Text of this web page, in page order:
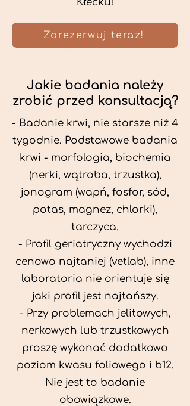
Zarezerwuj teraz!
Jakie badania należy
zrobić przed konsultacją?
- Badanie krwi, nie starsze niż 4
tygodnie. Podstawowe badania
krwi - morfologia, biochemia
(nerki, wątroba, trzustka),
jonogram (wapń, fosfor, sód,
potas, magnez, chlorki),
tarczyca.
- Profil geriatryczny wychodzi
cenowo najtaniej (vetlab), inne
laboratoria nie orientuje się
jaki profil jest najtańszy.
- Przy problemach jelitowych,
nerkowych lub trzustkowych
proszę wykonać dodatkowo
poziom kwasu foliowego i b12.
Nie jest to badanie
obowiązkowe.